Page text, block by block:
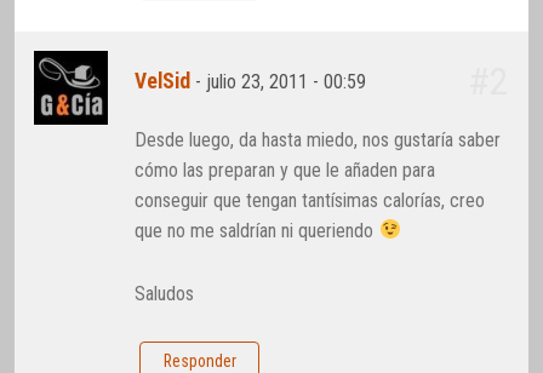
VelSid - julio 23, 2011 - 00:59
Desde luego, da hasta miedo, nos gustaría saber
cómo las preparan y que le añaden para
conseguir que tengan tantísimas calorías, creo
que no me saldrían ni queriendo
Saludos
Responder